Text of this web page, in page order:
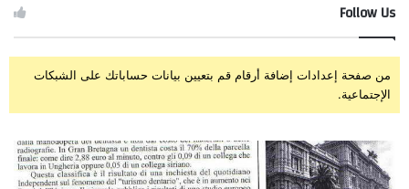
Follow Us
من صفحة إعدادات إضافة أرقام قم بتعيين بيانات حساباتك على الشبكات
الإجتماعية.
الصحافة
الأيطالية